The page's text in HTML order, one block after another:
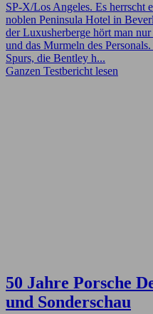
SP-X/Los Angeles. Es herrscht
noblen Peninsula Hotel in
der Luxusherberge hört man
und das Murmeln des
Spurs, die Bentley h...
Ganzen Testbericht lesen
50 Jahre Porsche
und Sonderschau